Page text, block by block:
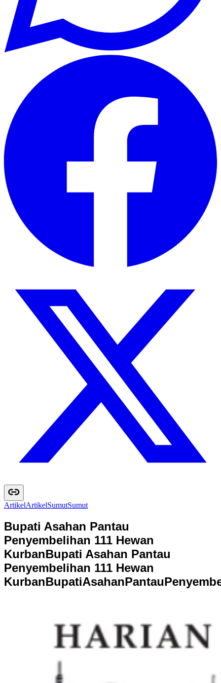
ArtikelArtikelSumutSumut
Bupati Asahan Pantau
Penyembelihan 111 Hewan
KurbanBupati Asahan Pantau
Penyembelihan 111 Hewan
KurbanBupatiAsahanPantauPenyemb